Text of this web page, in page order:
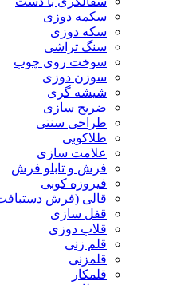
سکمه دوزی
سکه دوزی
سنگ تراشی
سوخت روی چوب
سوزن دوزی
شیشه گری
ضریح سازی
طراحی سنتی
طلاکوبی
علامت سازی
فرش و تابلو فرش
فیروزه کوبی
قالی (فرش دستبافت)
قفل سازی
قلاب دوزی
قلم زنی
قلمزنی
قلمکار